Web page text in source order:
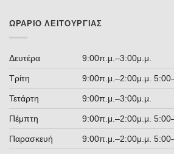
ΩΡΆΡΙΟ ΛΕΙΤΟΥΡΓΊΑΣ
Δευτέρα 9:00π.μ.–3:00μ.μ.
Τρίτη 9:00π.μ.–2:00μ.μ.
Τετάρτη 9:00π.μ.–3:00μ.μ.
Πέμπτη 9:00π.μ.–2:00μ.μ.
Παρασκευή 9:00π.μ.–2:00μ.μ.